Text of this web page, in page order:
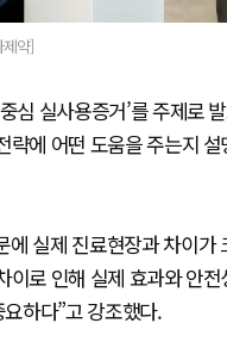
약]
심 실사용증거’를 주제로
에 어떤 도움을 주는지
실제 진료현장과 차이가
로 인해 실제 효과와 안
하다”고 강조했다.